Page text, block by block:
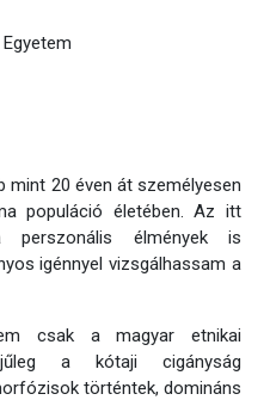
20 éven át személyesen
populáció életében. Az itt
perszonális élmények is
igénnyel vizsgálhassam a
csak a magyar etnikai
a kótaji cigányság
történtek, domináns